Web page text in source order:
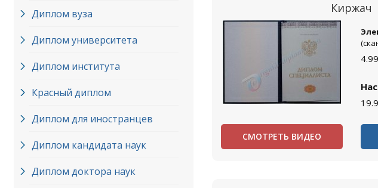
Диплом вуза
Диплом университета
Диплом института
Красный диплом
Диплом для иностранцев
Диплом кандидата наук
Диплом доктора наук
Киржач
СМОТРЕТЬ ВИДЕО